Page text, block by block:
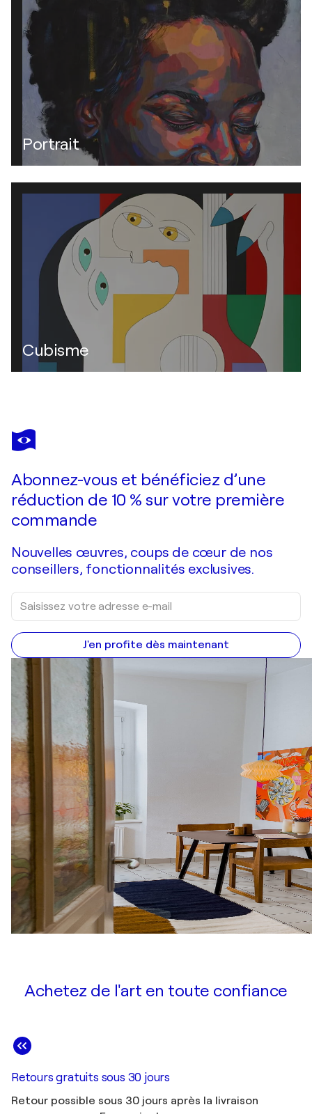
Portrait
Cubisme
Abonnez-vous et bénéficiez d’une
réduction de 10 % sur votre première
commande
Nouvelles œuvres, coups de cœur de nos
conseillers, fonctionnalités exclusives.
J'en profite dès maintenant
Achetez de l'art en toute confiance
Retours gratuits sous 30 jours
Retour possible sous 30 jours après la livraison